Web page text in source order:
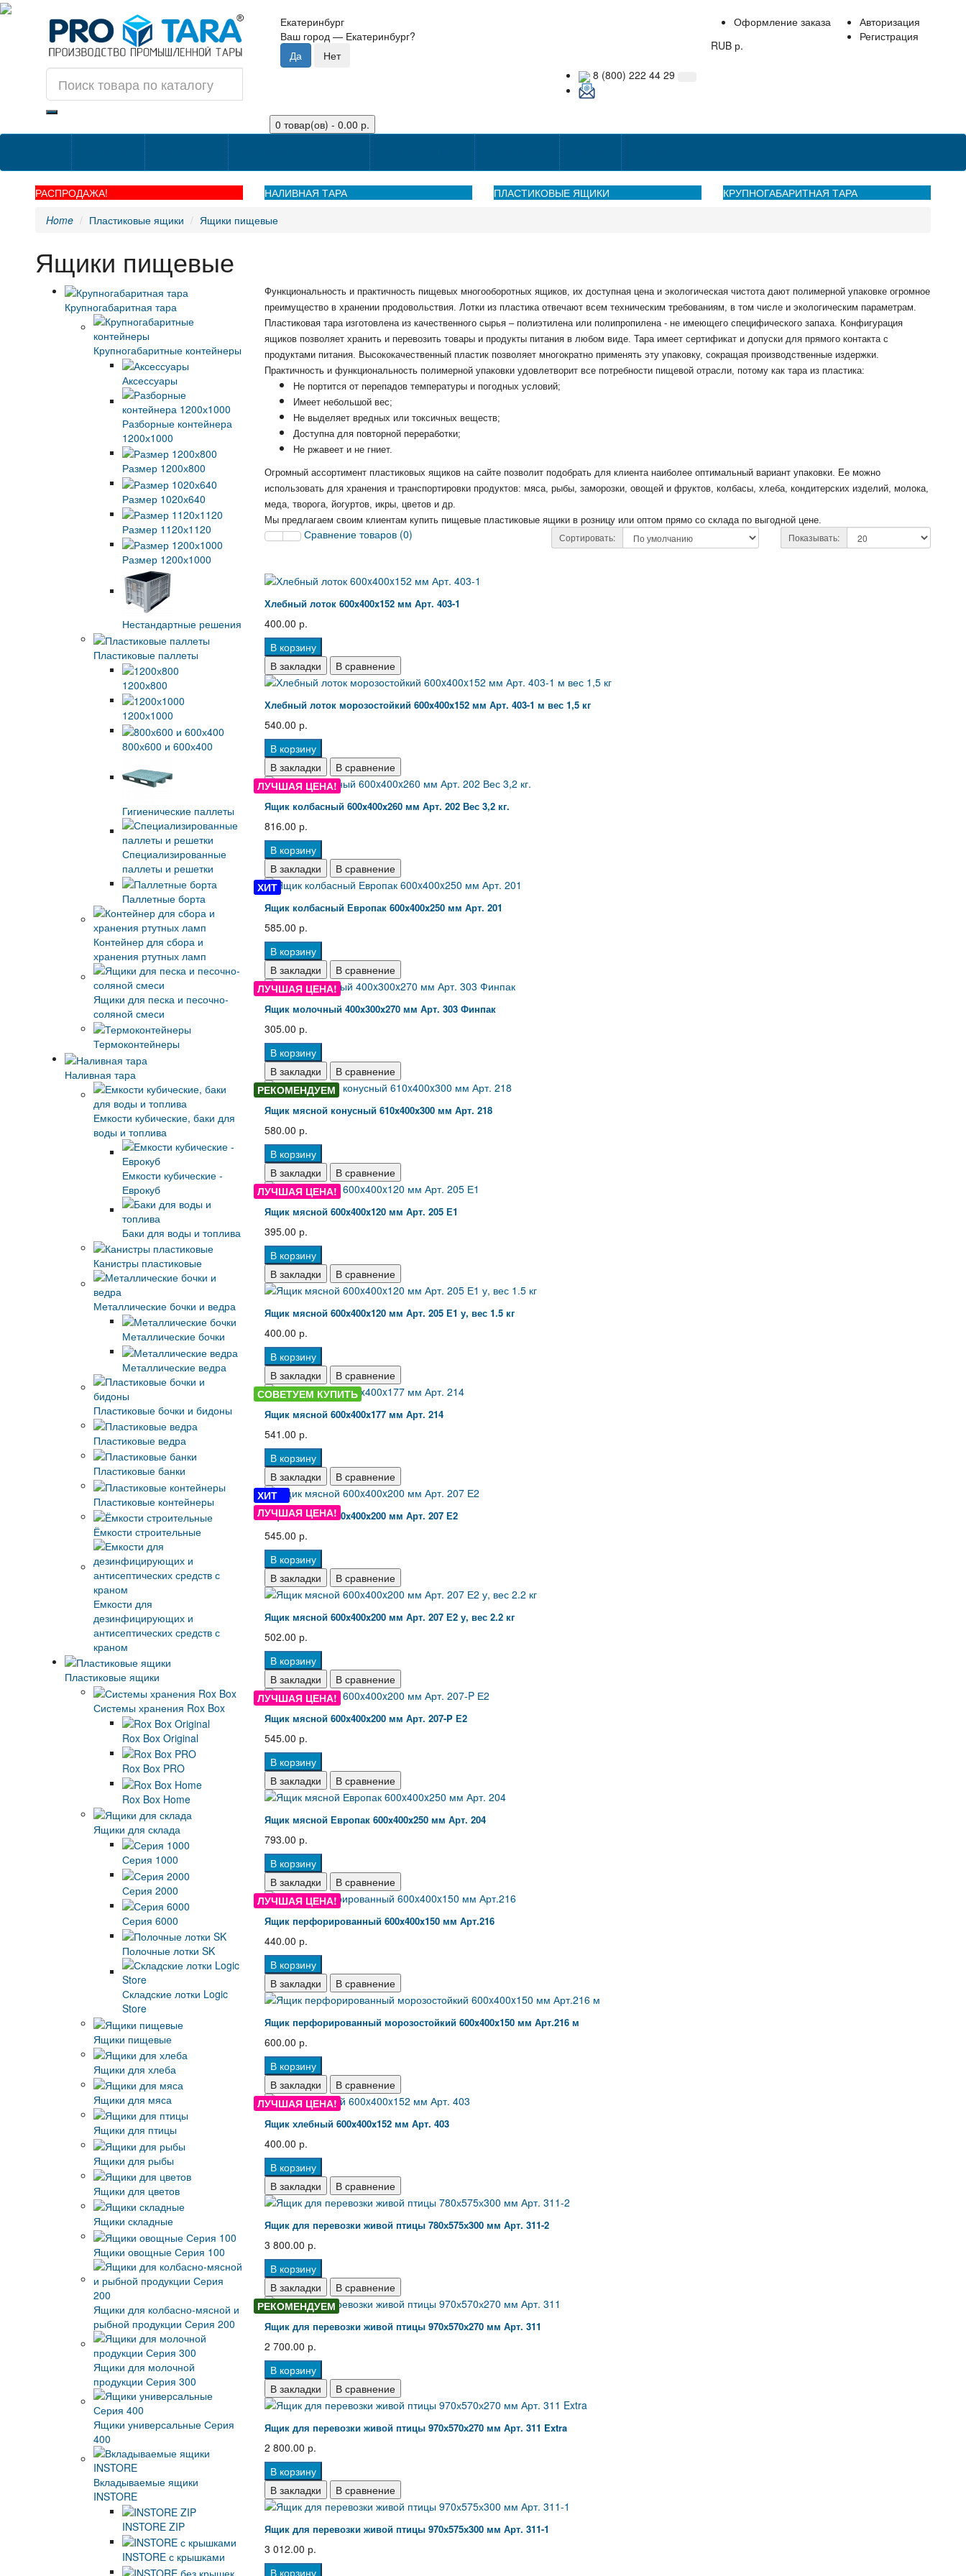
Екатеринбург
Ваш город — Екатеринбург?
Авторизация
Регистрация
Оформление заказа
RUB р.
8 (800) 222 44 29
0 товар(ов) - 0.00 р.
РАСПРОДАЖА! НАЛИВНАЯ ТАРА ПЛАСТИКОВЫЕ ЯЩИКИ
КРУПНОГАБАРИТНАЯ ТАРА
Home
Пластиковые ящики Ящики пищевые
Ящики пищевые
Крупногабаритная тара
Крупногабаритные контейнеры
Аксессуары
Разборные контейнера
1200х1000
Размер 1200х800
Размер 1020х640
Размер 1120х1120
Размер 1200х1000
Нестандартные решения
Пластиковые паллеты
1200х800
1200х1000
800х600 и 600х400
Гигиенические паллеты
Специализированные
паллеты и решетки
Паллетные борта
Контейнер для сбора и
хранения ртутных ламп
Ящики для песка и песочно-
соляной смеси
Термоконтейнеры
Наливная тара
Емкости кубические, баки для
воды и топлива
Емкости кубические -
Еврокуб
Баки для воды и топлива
Канистры пластиковые
Металлические бочки и ведра
Металлические бочки
Металлические ведра
Пластиковые бочки и бидоны
Пластиковые ведра
Пластиковые банки
Пластиковые контейнеры
Ёмкости строительные
Емкости для
дезинфицирующих и
антисептических средств с
краном
Пластиковые ящики
Системы хранения Rox Box
Rox Box Original
Rox Box PRO
Rox Box Home
Ящики для склада
Серия 1000
Серия 2000
Серия 6000
Полочные лотки SK
Складские лотки Logic
Store
Ящики пищевые
Ящики для хлеба
Ящики для мяса
Ящики для птицы
Ящики для рыбы
Ящики для цветов
Ящики складные
Ящики овощные Серия 100
Ящики для колбасно-мясной и
рыбной продукции Серия 200
Ящики для молочной
продукции Серия 300
Ящики универсальные Серия
400
Вкладываемые ящики
INSTORE
INSTORE ZIP
INSTORE с крышками
Функциональность и практичность пищевых многооборотных ящиков, их доступная цена и экологическая чистота дают полимерной упаковке огромное
преимущество в хранении продовольствия. Лотки из пластика отвечают всем техническим требованиям, в том числе и экологическим параметрам.
Пластиковая тара изготовлена из качественного сырья – полиэтилена или полипропилена - не имеющего специфического запаха. Конфигурация
ящиков позволяет хранить и перевозить товары и продукты питания в любом виде. Тара имеет сертификат и допуски для прямого контакта с
продуктами питания. Высококачественный пластик позволяет многократно применять эту упаковку, сокращая производственные издержки.
Практичность и функциональность полимерной упаковки удовлетворит все потребности пищевой отрасли, потому как тара из пластика:
Не портится от перепадов температуры и погодных условий;
Имеет небольшой вес;
Не выделяет вредных или токсичных веществ;
Доступна для повторной переработки;
Не ржавеет и не гниет.
Огромный ассортимент пластиковых ящиков на сайте позволит подобрать для клиента наиболее оптимальный вариант упаковки. Ее можно
использовать для хранения и транспортировки продуктов: мяса, рыбы, заморозки, овощей и фруктов, колбасы, хлеба, кондитерских изделий, молока,
меда, творога, йогуртов, икры, цветов и др.
Мы предлагаем своим клиентам купить пищевые пластиковые ящики в розницу или оптом прямо со склада по выгодной цене.
Сравнение товаров (0) Сортировать: Показывать:
Хлебный лоток 600x400x152 мм Арт. 403-1
400.00 р.
В корзину
В закладки
В сравнение
Хлебный лоток морозостойкий 600x400x152 мм Арт. 403-1 м вес 1,5 кг
540.00 р.
В корзину
В закладки
В сравнение
ЛУЧШАЯ ЦЕНА!
Ящик колбасный 600x400x260 мм Арт. 202 Вес 3,2 кг.
816.00 р.
В корзину
В закладки
В сравнение
ХИТ
Ящик колбасный Европак 600x400x250 мм Арт. 201
585.00 р.
В корзину
В закладки
В сравнение
ЛУЧШАЯ ЦЕНА!
Ящик молочный 400x300x270 мм Арт. 303 Финпак
305.00 р.
В корзину
В закладки
В сравнение
РЕКОМЕНДУЕМ
Ящик мясной конусный 610x400x300 мм Арт. 218
580.00 р.
В корзину
В закладки
В сравнение
ЛУЧШАЯ ЦЕНА!
Ящик мясной 600x400x120 мм Арт. 205 Е1
395.00 р.
В корзину
В закладки
В сравнение
Ящик мясной 600x400x120 мм Арт. 205 Е1 у, вес 1.5 кг
400.00 р.
В корзину
В закладки
В сравнение
СОВЕТУЕМ КУПИТЬ
Ящик мясной 600x400x177 мм Арт. 214
541.00 р.
В корзину
В закладки
В сравнение
ХИТ
ЛУЧШАЯ ЦЕНА!
Ящик мясной 600x400x200 мм Арт. 207 Е2
545.00 р.
В корзину
В закладки
В сравнение
Ящик мясной 600x400x200 мм Арт. 207 Е2 у, вес 2.2 кг
502.00 р.
В корзину
В закладки
В сравнение
ЛУЧШАЯ ЦЕНА!
Ящик мясной 600x400x200 мм Арт. 207-P Е2
545.00 р.
В корзину
В закладки
В сравнение
Ящик мясной Европак 600x400x250 мм Арт. 204
793.00 р.
В корзину
В закладки
В сравнение
ЛУЧШАЯ ЦЕНА!
Ящик перфорированный 600x400x150 мм Арт.216
440.00 р.
В корзину
В закладки
В сравнение
Ящик перфорированный морозостойкий 600x400x150 мм Арт.216 м
600.00 р.
В корзину
В закладки
В сравнение
ЛУЧШАЯ ЦЕНА!
Ящик хлебный 600x400x152 мм Арт. 403
400.00 р.
В корзину
В закладки
В сравнение
Ящик для перевозки живой птицы 780х575х300 мм Арт. 311-2
3 800.00 р.
В корзину
В закладки
В сравнение
РЕКОМЕНДУЕМ
Ящик для перевозки живой птицы 970х570х270 мм Арт. 311
2 700.00 р.
В корзину
В закладки
В сравнение
Ящик для перевозки живой птицы 970х570х270 мм Арт. 311 Extra
2 800.00 р.
В корзину
В закладки
В сравнение
Ящик для перевозки живой птицы 970х575х300 мм Арт. 311-1
3 012.00 р.
В корзину